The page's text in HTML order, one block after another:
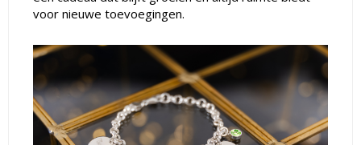
voor nieuwe toevoegingen.